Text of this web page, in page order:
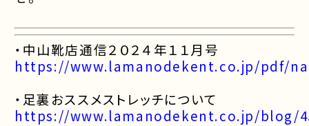
・中山靴店通信２０２４年１１月号
https://www.lamanodekent.co.jp/pdf/
・足裏おススメストレッチについて
https://www.lamanodekent.co.jp/blog/